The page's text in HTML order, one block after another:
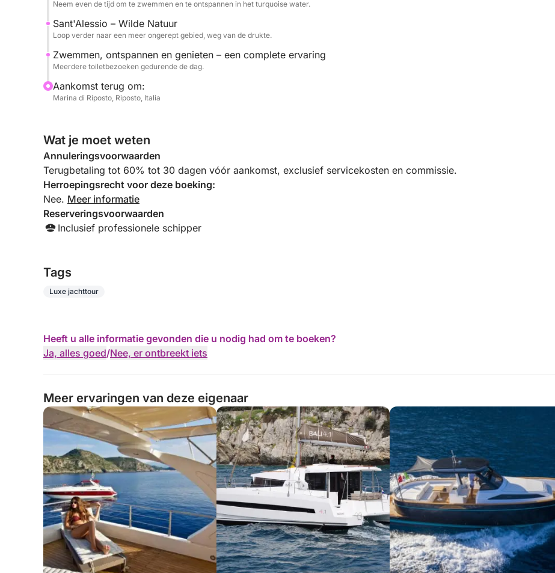
Neem even de tijd om te zwemmen en te ontspannen in het turquoise water.
Sant'Alessio – Wilde Natuur
Loop verder naar een meer ongerept gebied, weg van de drukte.
Zwemmen, ontspannen en genieten – een complete ervaring
Meerdere toiletbezoeken gedurende de dag.
Aankomst terug om:
Marina di Riposto, Riposto, Italia
Wat je moet weten
Annuleringsvoorwaarden
Terugbetaling tot 60% tot 30 dagen vóór aankomst, exclusief servicekosten en commissie.
Herroepingsrecht voor deze boeking:
Nee. Meer informatie
Reserveringsvoorwaarden
Inclusief professionele schipper
Tags
Luxe jachttour
Heeft u alle informatie gevonden die u nodig had om te boeken?
Ja, alles goed/Nee, er ontbreekt iets
Meer ervaringen van deze eigenaar